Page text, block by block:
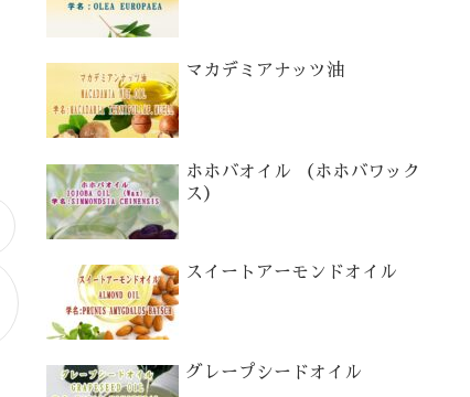
マカデミアナッツ油
ホホバオイル （ホホバワック
ス）
スイートアーモンドオイル
グレープシードオイル